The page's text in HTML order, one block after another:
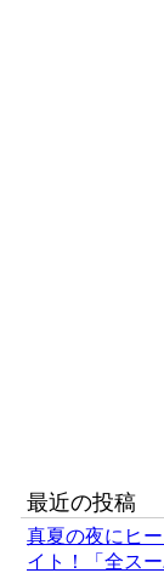
最近の投稿
真夏の夜にヒ
イト！「全ス